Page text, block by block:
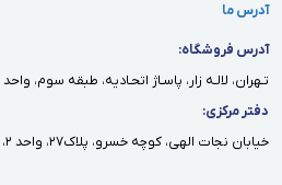
آدرس ما
آدرس فروشگاه:
تـهران، لالـه زار، پاسـاژ اتحـاديه، طبقه سوم، واحد ١٢
دفتر مركزى:
خيابان نجات الهى، كوچه خسرو، پلاك٢٧، واحد ٢، طبقه اول